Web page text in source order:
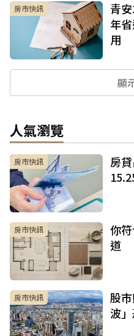
房市快訊
青
年
用
顯
人氣瀏覽
房市快訊
房
房市快訊
你
道
房市快訊
股
波